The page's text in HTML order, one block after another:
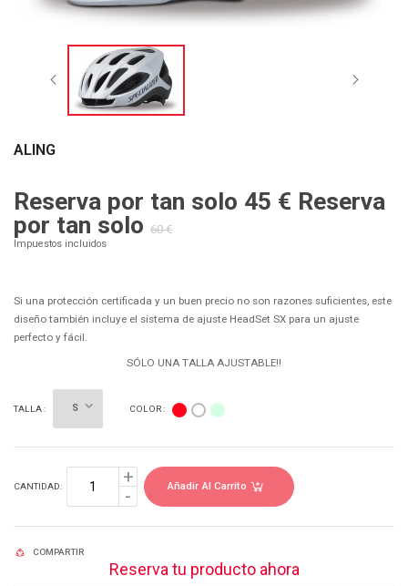
ALING
Reserva por tan solo 45 € Reserva
por tan solo 60 €
Impuestos incluidos
Si una protección certificada y un buen precio no son razones suficientes, este
diseño también incluye el sistema de ajuste HeadSet SX para un ajuste
perfecto y fácil.
SÓLO UNA TALLA AJUSTABLE!!
TALLA : COLOR : RojoBlancoCELESTE
CANTIDAD: Añadir Al Carrito
COMPARTIR
Reserva tu producto ahora